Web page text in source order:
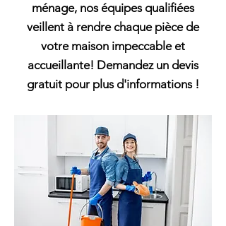
ménage, nos équipes qualifiées
veillent à rendre chaque pièce de
votre maison impeccable et
accueillante! Demandez un devis
gratuit pour plus d'informations !